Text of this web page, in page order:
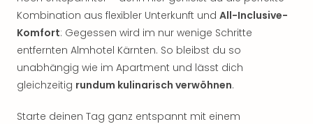
Kombination aus flexibler Unterkunft und All-Inclusive-
Komfort: Gegessen wird im nur wenige Schritte
entfernten Almhotel Kärnten. So bleibst du so
unabhängig wie im Apartment und lässt dich
gleichzeitig rundum kulinarisch verwöhnen.
Starte deinen Tag ganz entspannt mit einem